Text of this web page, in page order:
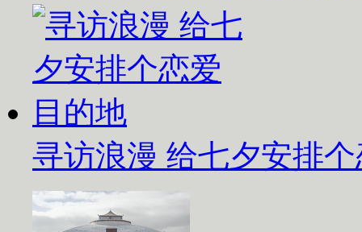
寻访浪漫 给七夕安排